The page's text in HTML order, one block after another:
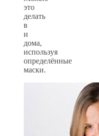
это
делать
в
и
дома,
используя
определённые
маски.